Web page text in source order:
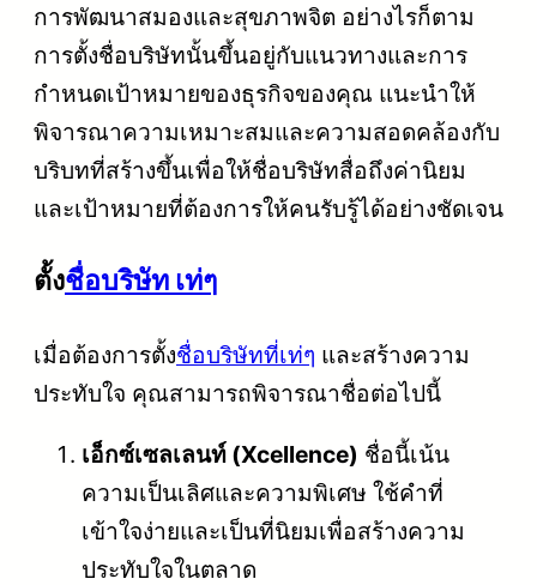
การพัฒนาสมองและสุขภาพจิต อย่างไรก็ตาม
การตั้งชื่อบริษัทนั้นขึ้นอยู่กับแนวทางและการ
กำหนดเป้าหมายของธุรกิจของคุณ แนะนำให้
พิจารณาความเหมาะสมและความสอดคล้องกับ
บริบทที่สร้างขึ้นเพื่อให้ชื่อบริษัทสื่อถึงค่านิยม
และเป้าหมายที่ต้องการให้คนรับรู้ได้อย่างชัดเจน
ตั้งชื่อบริษัท เท่ๆ
เมื่อต้องการตั้งชื่อบริษัทที่เท่ๆ และสร้างความ
ประทับใจ คุณสามารถพิจารณาชื่อต่อไปนี้
เอ็กซ์เซลเลนท์ (Xcellence) ชื่อนี้เน้น
ความเป็นเลิศและความพิเศษ ใช้คำที่
เข้าใจง่ายและเป็นที่นิยมเพื่อสร้างความ
ประทับใจในตลาด